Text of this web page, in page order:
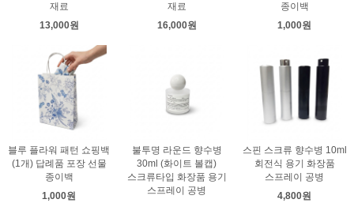
재료
13,000원
재료
16,000원
종이백
1,000원
블루 플라워 패턴 쇼핑백
(1개) 답례품 포장 선물
종이백
1,000원
불투명 라운드 향수병
30ml (화이트 볼캡)
스크류타입 화장품 용기
스프레이 공병
스핀 스크류 향수병 10ml
회전식 용기 화장품
스프레이 공병
4,800원